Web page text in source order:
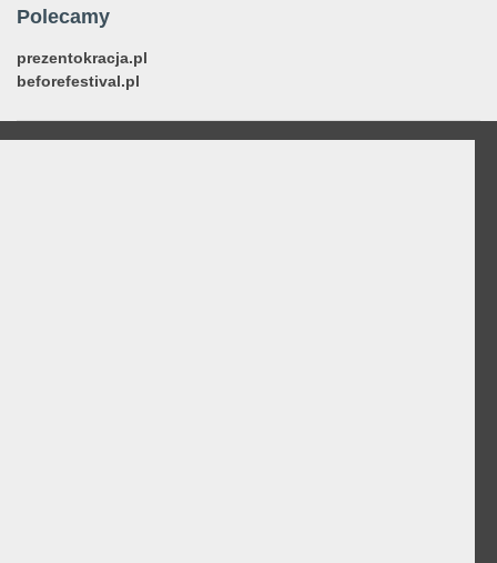
Polecamy
prezentokracja.pl
beforefestival.pl